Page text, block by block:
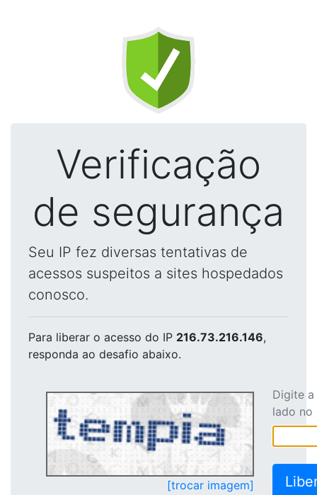
Verificação
de segurança
Seu IP fez diversas tentativas de
acessos suspeitos a sites hospedados
conosco.
Para liberar o acesso do IP 216.73.216.146,
responda ao desafio abaixo.
[trocar imagem]
Digite
lado no